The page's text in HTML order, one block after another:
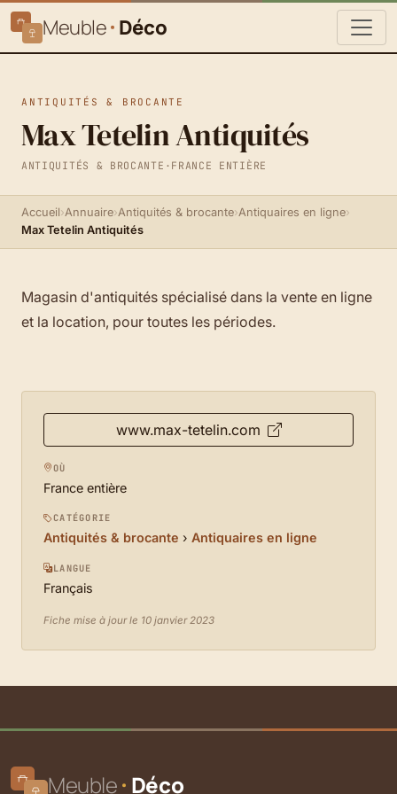
Meuble Déco
ANTIQUITÉS & BROCANTE
Max Tetelin Antiquités
ANTIQUITÉS & BROCANTE · FRANCE ENTIÈRE
Accueil›Annuaire›Antiquités & brocante›Antiquaires en ligne›
Max Tetelin Antiquités
Magasin d'antiquités spécialisé dans la vente en ligne
et la location, pour toutes les périodes.
www.max-tetelin.com
OÙ
France entière
CATÉGORIE
Antiquités & brocante › Antiquaires en ligne
LANGUE
Français
Fiche mise à jour le 10 janvier 2023
Meuble Déco